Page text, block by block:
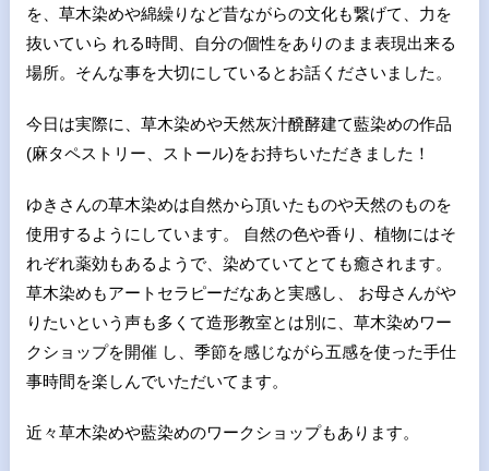
を、草木染めや綿繰りなど昔ながらの文化も繋げて、力を
抜いていら れる時間、自分の個性をありのまま表現出来る
場所。そんな事を大切にしているとお話くださいました。
今日は実際に、草木染めや天然灰汁醗酵建て藍染めの作品
(麻タペストリー、ストール)をお持ちいただきました！
ゆきさんの草木染めは自然から頂いたものや天然のものを
使用するようにしています。 自然の色や香り、植物にはそ
れぞれ薬効もあるようで、染めていてとても癒されます。
草木染めもアートセラピーだなあと実感し、 お母さんがや
りたいという声も多くて造形教室とは別に、草木染めワー
クショップを開催 し、季節を感じながら五感を使った手仕
事時間を楽しんでいただいてます。
近々草木染めや藍染めのワークショップもあります。